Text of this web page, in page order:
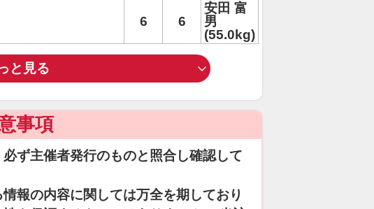
6 6
安田 富
男
(55.0kg)
と見る
事項
ず主催者発行のものと照合し確認して
報の内容に関しては万全を期しており